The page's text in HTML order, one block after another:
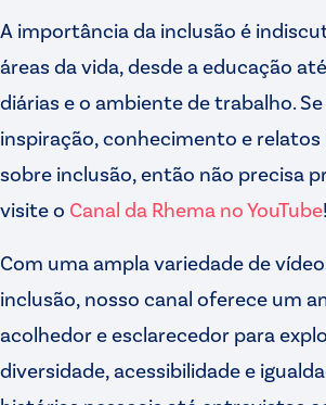
A importância da inclusão é
áreas da vida, desde a educação
diárias e o ambiente de trabalho.
inspiração, conhecimento e relatos
sobre inclusão, então não precisa
visite o Canal da Rhema no YouTube!
Com uma ampla variedade de
inclusão, nosso canal oferece um
acolhedor e esclarecedor para
diversidade, acessibilidade e